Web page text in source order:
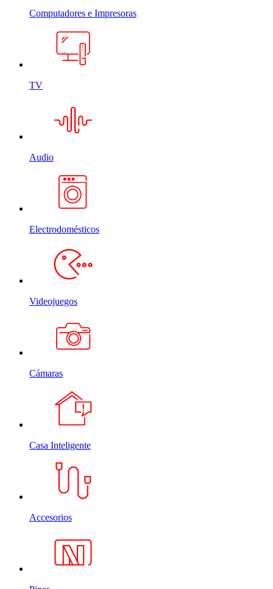
Computadores e Impresoras
TV
Audio
Electrodomésticos
Videojuegos
Cámaras
Casa Inteligente
Accesorios